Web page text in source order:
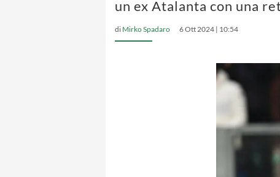
un ex Atalanta con una
di Mirko Spadaro 6 Ott 2024 | 10:54